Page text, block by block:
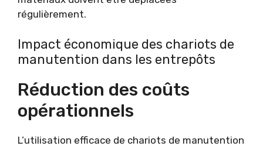
régulièrement.
Impact économique des chariots de
manutention dans les entrepôts
Réduction des coûts
opérationnels
L’utilisation efficace de chariots de manutention